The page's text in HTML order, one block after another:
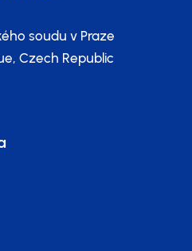
soudu v Praze
Czech Republic